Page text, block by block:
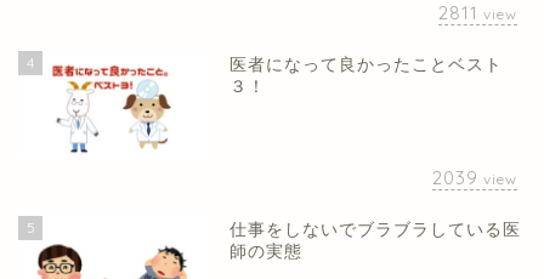
2811 view
4
医者になって良かったことベスト
３！
2039 view
5
仕事をしないでブラブラしている医
師の実態